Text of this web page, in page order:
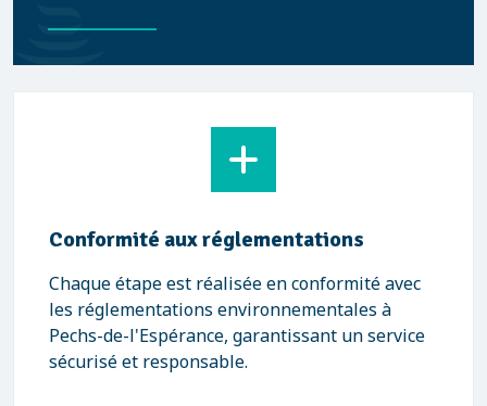
Conformité aux réglementations
Chaque étape est réalisée en conformité avec
les réglementations environnementales à
Pechs-de-l'Espérance, garantissant un service
sécurisé et responsable.